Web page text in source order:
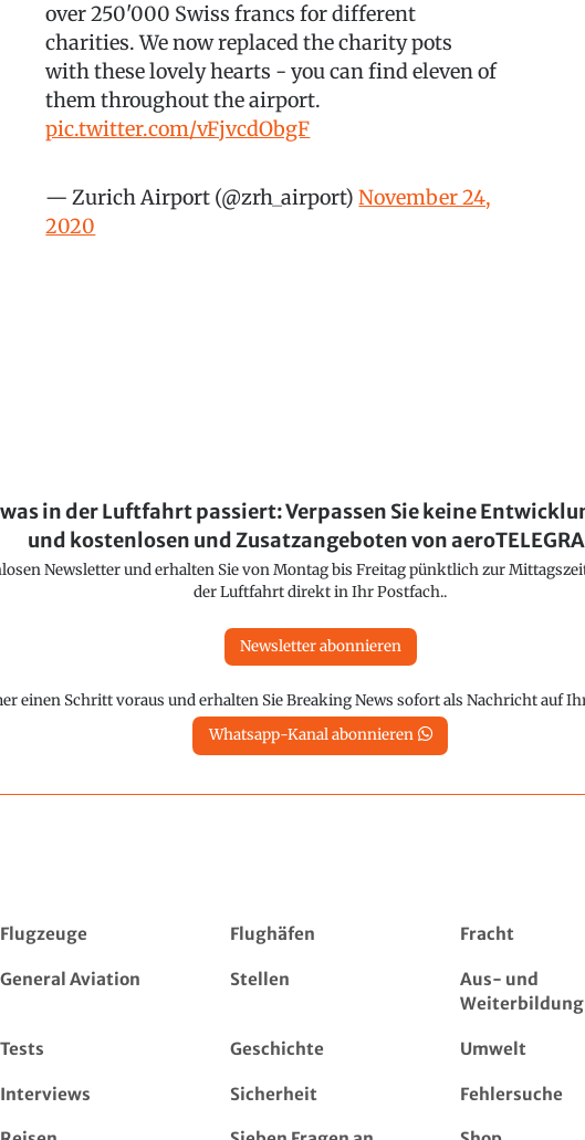
over 250'000 Swiss francs for different
charities. We now replaced the charity pots
with these lovely hearts - you can find eleven of
them throughout the airport.
pic.twitter.com/vFjvcdObgF
— Zurich Airport (@zrh_airport)November 24,
2020
in der Luftfahrt passiert: Verpassen Sie keine
und kostenlosen und Zusatzangeboten von
Newsletter und erhalten Sie von Montag bis Freitag pünktlich zur
der Luftfahrt direkt in Ihr Postfach..
Newsletter abonnieren
einen Schritt voraus und erhalten Sie Breaking News sofort als Nachricht auf
Whatsapp-Kanal abonnieren
Flugzeuge Flughäfen Fracht
General Aviation Stellen
Aus- und
Weiterbildung
Tests Geschichte Umwelt
Interviews Sicherheit Fehlersuche